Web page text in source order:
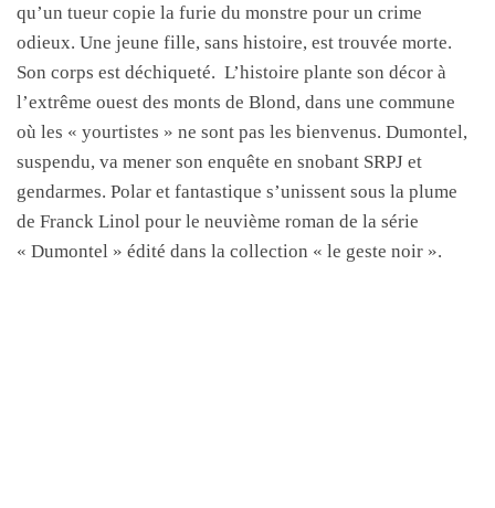
qu’un tueur copie la furie du monstre pour un crime
odieux. Une jeune fille, sans histoire, est trouvée morte.
Son corps est déchiqueté. L’histoire plante son décor à
l’extrême ouest des monts de Blond, dans une commune
où les « yourtistes » ne sont pas les bienvenus. Dumontel,
suspendu, va mener son enquête en snobant SRPJ et
gendarmes. Polar et fantastique s’unissent sous la plume
de Franck Linol pour le neuvième roman de la série
« Dumontel » édité dans la collection « le geste noir ».